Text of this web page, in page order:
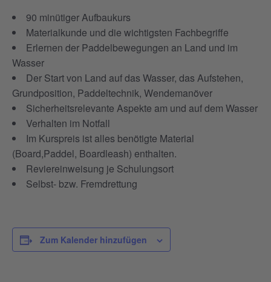
90 minütiger Aufbaukurs
Materialkunde und die wichtigsten Fachbegriffe
Erlernen der Paddelbewegungen an Land und im
Wasser
Der Start von Land auf das Wasser, das Aufstehen,
Grundposition, Paddeltechnik, Wendemanöver
Sicherheitsrelevante Aspekte am und auf dem Wasser
Verhalten im Notfall
Im Kurspreis ist alles benötigte Material
(Board,Paddel, Boardleash) enthalten.
Reviereinweisung je Schulungsort
Selbst- bzw. Fremdrettung
Zum Kalender hinzufügen